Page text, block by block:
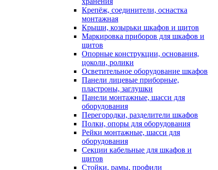
Крепёж, соединители, оснастка
монтажная
Крыши, козырьки шкафов и щитов
Маркировка приборов для шкафов и
щитов
Опорные конструкции, основания,
цоколи, ролики
Осветительное оборудование шкафов
Панели лицевые приборные,
пластроны, заглушки
Панели монтажные, шасси для
оборудования
Перегородки, разделители шкафов
Полки, опоры для оборудования
Рейки монтажные, шасси для
оборудования
Секции кабельные для шкафов и
щитов
Стойки, рамы, профили